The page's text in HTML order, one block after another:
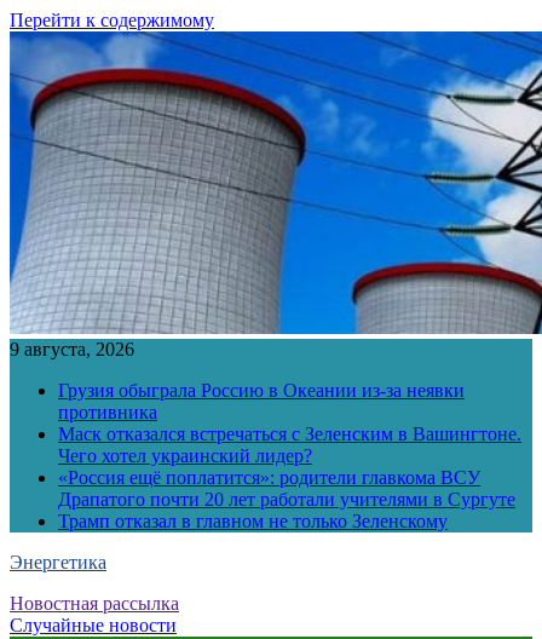
Перейти к содержимому
9 августа, 2026
Грузия обыграла Россию в Океании из-за неявки
противника
Маск отказался встречаться с Зеленским в Вашингтоне.
Чего хотел украинский лидер?
«Россия ещё поплатится»: родители главкома ВСУ
Драпатого почти 20 лет работали учителями в Сургуте
Трамп отказал в главном не только Зеленскому
Энергетика
Новостная рассылка
Случайные новости